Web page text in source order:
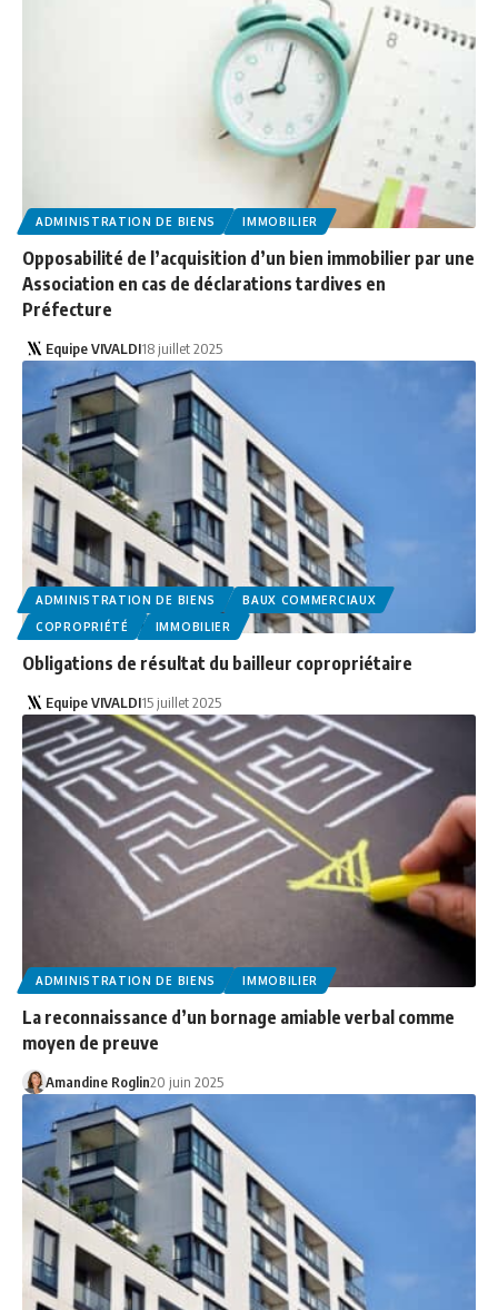
ADMINISTRATION DE BIENS IMMOBILIER
Opposabilité de l’acquisition d’un bien immobilier par une
Association en cas de déclarations tardives en
Préfecture
Equipe VIVALDI18 juillet 2025
ADMINISTRATION DE BIENS
BAUX COMMERCIAUX
COPROPRIÉTÉ
IMMOBILIER
Obligations de résultat du bailleur copropriétaire
Equipe VIVALDI15 juillet 2025
ADMINISTRATION DE BIENS IMMOBILIER
La reconnaissance d’un bornage amiable verbal comme
moyen de preuve
Amandine Roglin20 juin 2025